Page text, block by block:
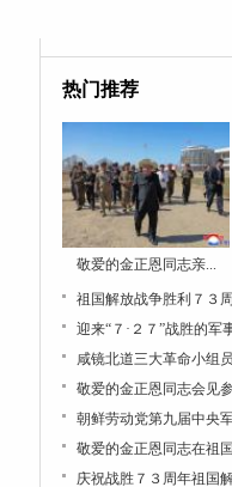
热门推荐
敬爱的金正恩同志亲...
祖国解放战争胜利７３
迎来“７·２７”战胜的军
咸镜北道三大革命小组
敬爱的金正恩同志会见
朝鲜劳动党第九届中央
敬爱的金正恩同志在祖
庆祝战胜７３周年祖国